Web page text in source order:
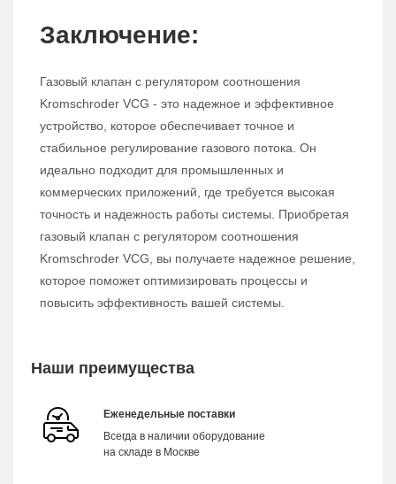
Заключение:
Газовый клапан с регулятором соотношения
Kromschroder VCG - это надежное и эффективное
устройство, которое обеспечивает точное и
стабильное регулирование газового потока. Он
идеально подходит для промышленных и
коммерческих приложений, где требуется высокая
точность и надежность работы системы. Приобретая
газовый клапан с регулятором соотношения
Kromschroder VCG, вы получаете надежное решение,
которое поможет оптимизировать процессы и
повысить эффективность вашей системы.
Наши преимущества
Еженедельные поставки
Всегда в наличии оборудование
на складе в Москве